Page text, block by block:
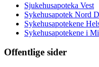
Sjukehusapoteka Vest
Sykehusapotek Nord
Sykehusapotekene
Sykehusapotekene i
Offentlige sider